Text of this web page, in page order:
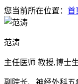
您当前所在位置： 首
范涛
主任医师 教授,博士
副院长、神经外科